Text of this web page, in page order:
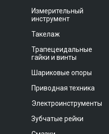
Измерительный
инструмент
Такелаж
Трапецеидальные
гайки и винты
Шариковые опоры
Приводная техника
Электроинструменты
Зубчатые рейки